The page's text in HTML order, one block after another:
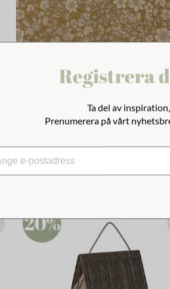
Presentpapper Blommor Ockra
103 kr 129 kr
Registrera
Ta del av
Prenumerera på vårt